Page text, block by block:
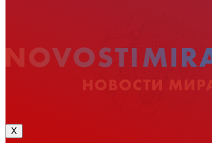
X